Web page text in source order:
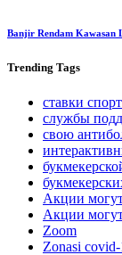
Banjir Rendam Kawasan
Trending Tags
ставки спорт
службы
свою
Акции
Акции
Zoom
Zonasi